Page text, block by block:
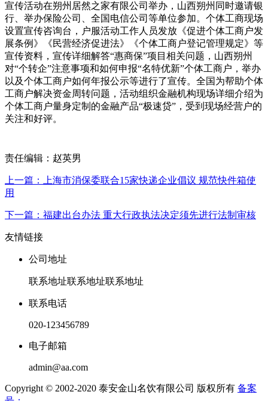
宣传活动在朔州居然之家有限公司举办，山西朔州同时邀请银
行、举办保险公司、全国电信公司等单位参加。个体工商现场
设置宣传咨询台，户服活动工作人员发放《促进个体工商户发
展条例》《民营经济促进法》《个体工商户登记管理规定》等
宣传资料，宣传详细解答“惠商保”项目相关问题，山西朔州
对“个转企”注意事项和如何申报“名特优新”个体工商户，举办
以及个体工商户如何年报公示等进行了宣传。全国为帮助个体
工商户解决资金周转问题，活动组织金融机构现场详细介绍为
个体工商户量身定制的金融产品“极速贷”，受到现场经营户的
关注和好评。
责任编辑：赵英男
上一篇：上海市消保委联合15家快递企业倡议 规范快件箱使
用
下一篇：福建出台办法 重大行政执法决定须先进行法制审核
友情链接
公司地址
联系地址联系地址联系地址
联系电话
020-123456789
电子邮箱
admin@aa.com
Copyright © 2002-2020 泰安金山名饮有限公司 版权所有 备案